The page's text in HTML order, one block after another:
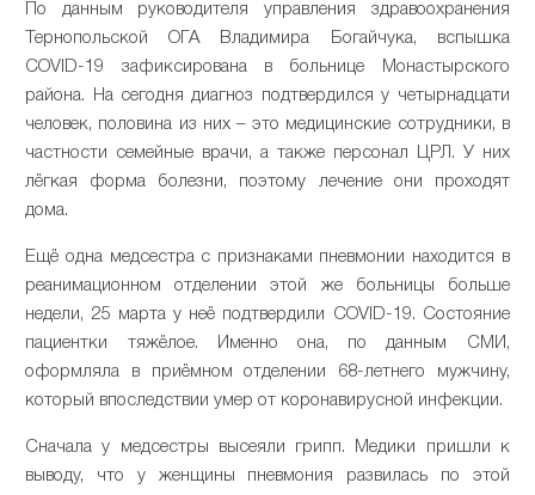
По данным руководителя управления здравоохранения
Тернопольской ОГА Владимира Богайчука, вспышка
COVID-19 зафиксирована в больнице Монастырского
района. На сегодня диагноз подтвердился у четырнадцати
человек, половина из них – это медицинские сотрудники, в
частности семейные врачи, а также персонал ЦРЛ. У них
лёгкая форма болезни, поэтому лечение они проходят
дома.
Ещё одна медсестра с признаками пневмонии находится в
реанимационном отделении этой же больницы больше
недели, 25 марта у неё подтвердили COVID-19. Состояние
пациентки тяжёлое. Именно она, по данным СМИ,
оформляла в приёмном отделении 68-летнего мужчину,
который впоследствии умер от коронавирусной инфекции.
Сначала у медсестры высеяли грипп. Медики пришли к
выводу, что у женщины пневмония развилась по этой